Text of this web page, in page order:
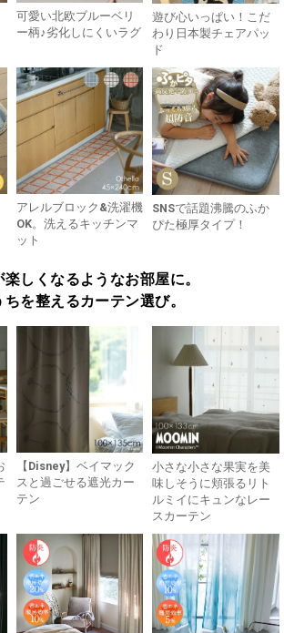
可愛い北欧ブルーベリ
ー柄♪劣化しにくいラグ
遊び心いっぱい！こだ
わり日本製チェアパッ
ド
アレルブロック&洗濯機
OK。洗えるキッチンマ
ット
SNSで話題沸騰のふか
ぴた極厚タイプ！
しくなるようなお部屋に。
ちを整えるカーテン選び。
【Disney】ベイマック
スと過ごせる遮光カー
テン
小さな小さな果実を美
味しそうに頬張るリト
ルミイにキュンなレー
スカーテン